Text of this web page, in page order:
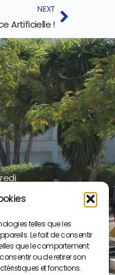
telles que les
Le fait de consentir
que le comportement
ou de retirer son
et fonctions.
NEXT
Artificielle !
34, 50000